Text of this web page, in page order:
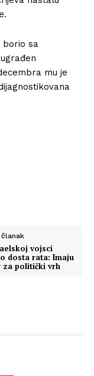
borio sa
mu je
članak
vojsci
dosta rata: Imaju
za politički vrh